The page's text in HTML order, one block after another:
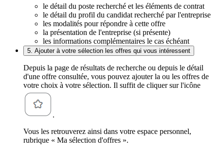
le détail du poste recherché et les éléments de contrat
le détail du profil du candidat recherché par l'entreprise
les modalités pour répondre à cette offre
la présentation de l'entreprise (si présente)
les informations complémentaires le cas échéant
5. Ajouter à votre sélection les offres qui vous intéressent
Depuis la page de résultats de recherche ou depuis le détail
d'une offre consultée, vous pouvez ajouter la ou les offres de
votre choix à votre sélection. Il suffit de cliquer sur l'icône
.
Vous les retrouverez ainsi dans votre espace personnel,
rubrique « Ma sélection d'offres ».